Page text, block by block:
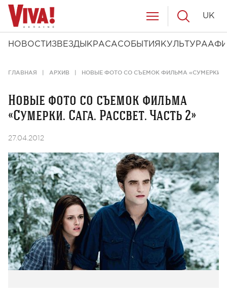
НОВОСТИ ЗВЕЗДЫ КРАСАСОБЫТИЯ КУЛЬТУРА
UK
ГЛАВНАЯ АРХИВ НОВЫЕ ФОТО СО СЪЕМОК ФИЛЬМА «СУМЕРКИ.
Новые фото со съемок фильма
«Сумерки. Сага. Рассвет. Часть 2»
27.04.2012